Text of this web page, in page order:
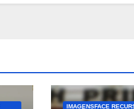
IMAGENSFACE